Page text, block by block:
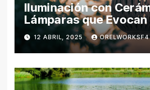
Iluminación con
Lámparas que Evocan
Naturaleza
12 ABRIL, 2025 ORELWORKSF4